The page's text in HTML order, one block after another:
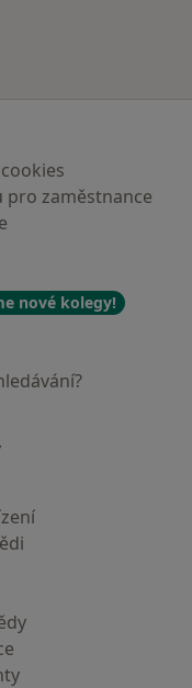
pro zaměstnance
nové kolegy!